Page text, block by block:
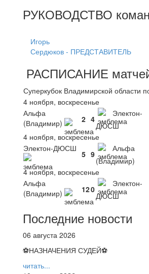
РУКОВОДСТВО
Игорь
Сердюков - ПРЕДСТАВИТЕЛЬ
РАСПИСАНИЕ
Суперкубок Владимирской области
4 ноября, воскресенье
Альфа
(Владимир)
2 4
Электон-
ДЮСШ
4 ноября, воскресенье
Электон-ДЮСШ
5 9
Альфа
(Владимир)
4 ноября, воскресенье
Альфа
(Владимир)
120
Электон-
ДЮСШ
Последние новости
06 августа 2026
⚽НАЗНАЧЕНИЯ СУДЕЙ⚽
читать...